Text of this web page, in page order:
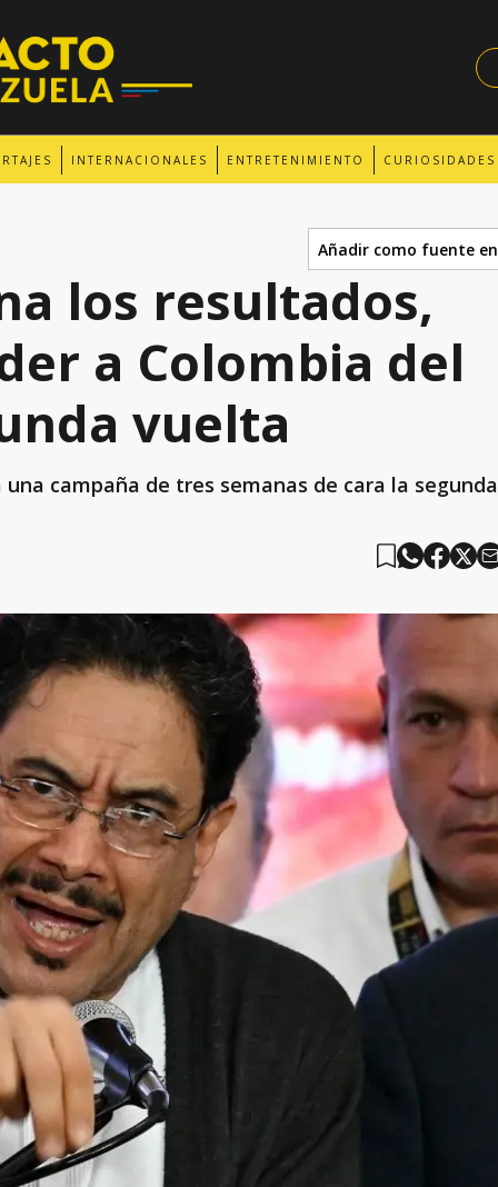
INTERNACIONALES ENTRETENIMIENTO CURIOSIDADES
Añadir como fuente en
los resultados,
a Colombia del
vuelta
campaña de tres semanas de cara la segunda